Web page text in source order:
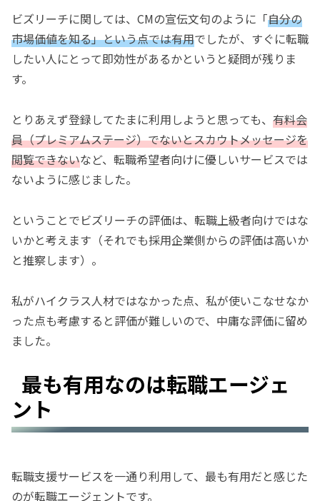
ビズリーチに関しては、CMの宣伝文句のように「自分の
市場価値を知る」という点では有用でしたが、すぐに転職
したい人にとって即効性があるかというと疑問が残りま
す。
とりあえず登録してたまに利用しようと思っても、 有料会
員（プレミアムステージ）でないとスカウトメッセージを
閲覧できないなど、転職希望者向けに優しいサービスでは
ないように感じました。
ということでビズリーチの評価は、転職上級者向けではな
いかと考えます（それでも採用企業側からの評価は高いか
と推察します）。
私がハイクラス人材ではなかった点、私が使いこなせなか
った点も考慮すると評価が難しいので、中庸な評価に留め
ました。
最も有用なのは転職エージェ
ント
転職支援サービスを一通り利用して、最も有用だと感じた
のが転職エージェントです。